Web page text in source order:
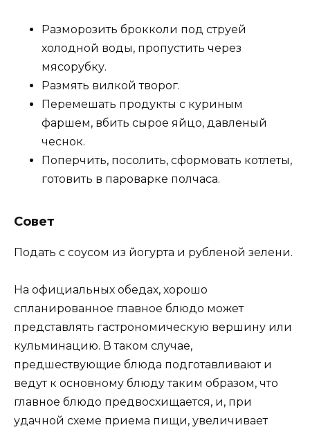
Разморозить брокколи под струей
холодной воды, пропустить через
мясорубку.
Размять вилкой творог.
Перемешать продукты с куриным
фаршем, вбить сырое яйцо, давленый
чеснок.
Поперчить, посолить, сформовать котлеты,
готовить в пароварке полчаса.
Совет
Подать с соусом из йогурта и рубленой зелени.
На официальных обедах, хорошо
спланированное главное блюдо может
представлять гастрономическую вершину или
кульминацию. В таком случае,
предшествующие блюда подготавливают и
ведут к основному блюду таким образом, что
главное блюдо предвосхищается, и, при
удачной схеме приема пищи, увеличивает